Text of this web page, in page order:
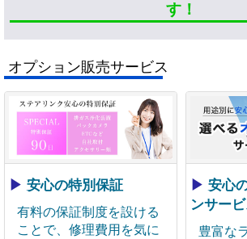
す！
オプション販売サービス
▶ 安心の特別保証
有料の保証制度を設ける
ことで、修理費用を気に
▶ 安心
ンサー
豊富な